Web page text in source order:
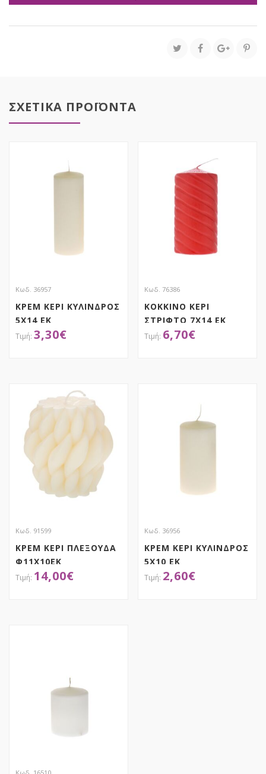
ΕΚ
ΣΧΕΤΙΚΑ ΠΡΟΪΟΝΤΑ
Κωδ. 36957
ΚΡΕΜ ΚΕΡΙ ΚΥΛΙΝΔΡΟΣ
5Χ14 ΕΚ
3,30€
Κωδ. 76386
ΚΟΚΚΙΝΟ ΚΕΡΙ
ΣΤΡΙΦΤΟ 7Χ14 ΕΚ
6,70€
Κωδ. 91599
ΚΡΕΜ ΚΕΡΙ ΠΛΕΞΟΥΔΑ
Φ11Χ10ΕΚ
ΧΕΙΡΟΠΟΙΗΤΟ
14,00€
Κωδ. 36956
ΚΡΕΜ ΚΕΡΙ ΚΥΛΙΝΔΡΟΣ
5Χ10 ΕΚ
2,60€